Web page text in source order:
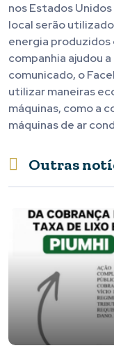
nos Estados
local serão
energia produzidos
companhia ajudou
comunicado, o
utilizar maneiras
máquinas, como a
máquinas de ar
Outras
COBRANÇA DA